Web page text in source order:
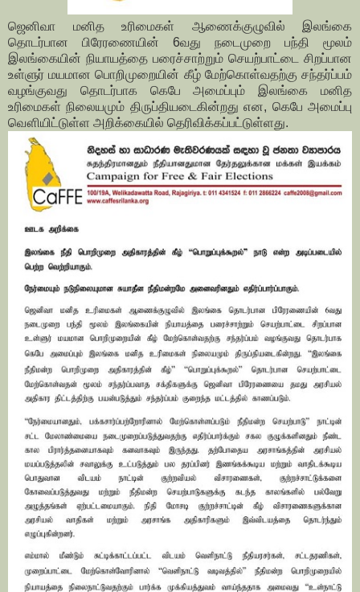
ஜெனிவா மனித உரிமைகள் ஆணைக்குழுவில் இலங்கை
தொடர்பான பிரேரணையின் 6வது நடைமுறை பந்தி மூலம்
இலங்கையின் நியாயத்தை பரைச்சாற்றும் செயற்பாட்டை சிறப்பான
உள்ளுர் மயமான பொறிமுறையின் கீழ் மேற்கொள்வதற்கு சந்தர்ப்பம்
வழங்குவது தொடர்பாக கெபே அமைப்பும் இலங்கை மனித
உரிமைகள் நிலையமும் திருப்தியடைகின்றது என, கெபே அமைப்பு
வௌியிட்டுள்ள அறிக்கையில் தெரிவிக்கப்பட்டுள்ளது.